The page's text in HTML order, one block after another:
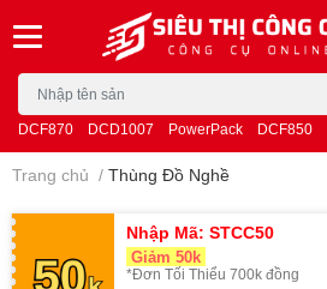
DCF870 DCD1007 PowerPack DCF850
Trang chủ / Thùng Đồ Nghề
Nhập Mã: STCC50
Giảm 50k
*Đơn Tối Thiểu 700k đồng